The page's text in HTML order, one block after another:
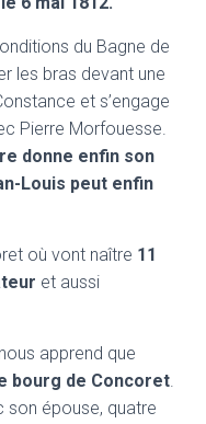
du Bagne de
les bras devant une
et s’engage
Pierre Morfouesse.
donne enfin son
Louis peut enfin
où vont naître 11
et aussi
apprend que
bourg de Concoret.
son épouse, quatre